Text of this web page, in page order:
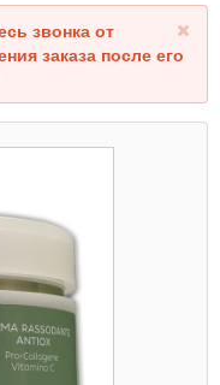
звонка от
заказа после его